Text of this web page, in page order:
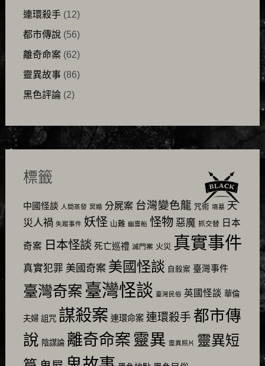
連環殺手(12)
都市傳說(56)
離奇命案(62)
靈異故事(86)
黑色評論(2)
標籤
中國怪談 人間蒸發 冥婚 分屍案 台灣變色龍 咒術 墳墓 天
災人禍 失蹤事件 妖怪 山難 幽靈船 怪物 惡魔 抓交替 日本
奇案 日本怪談 死亡巡禮 滅門案 火災 真實事件
真實犯罪 美國奇案 美國怪談 自殺案 臺灣事件
臺灣奇案 臺灣怪談 臺灣民俗 英國怪談 華倫
夫婦 詛咒 謀殺案 連環命案 連環殺手 都市傳
說 陰謀論 離奇命案 靈異 靈異照片 靈異短